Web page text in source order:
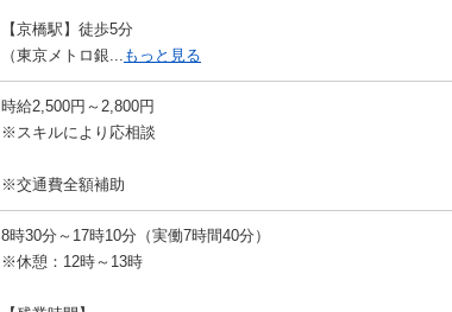
【京橋駅】徒歩5分
（東京メトロ銀... もっと見る
時給2,500円～2,800円
※スキルにより応相談
※交通費全額補助
8時30分～17時10分（実働7時間40分）
※休憩：12時～13時